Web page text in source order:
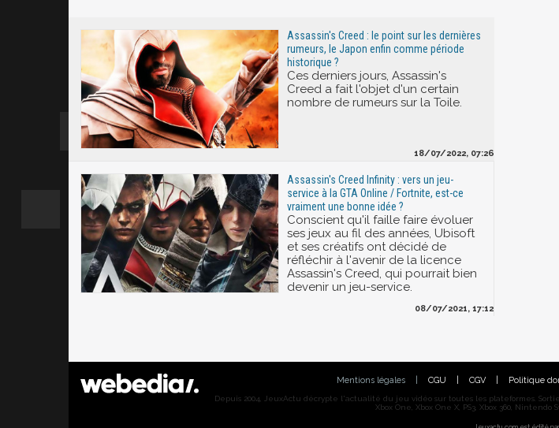
Assassin's Creed : le point sur les dernières
rumeurs, le Japon enfin comme période
historique ?
Ces derniers jours, Assassin's
Creed a fait l'objet d'un certain
nombre de rumeurs sur la Toile.
18/07/2022, 07:26
Assassin's Creed Infinity : vers un jeu-
service à la GTA Online / Fortnite, est-ce
vraiment une bonne idée ?
Conscient qu'il faille faire évoluer
ses jeux au fil des années, Ubisoft
et ses créatifs ont décidé de
réfléchir à l'avenir de la licence
Assassin's Creed, qui pourrait bien
devenir un jeu-service.
08/07/2021, 17:12
Mentions légales CGU CGV Politique
Depuis 2004, JeuxActu décrypte l'actualité du jeu vidéo sur toutes les plateformes.
Xbox One, Xbox One X, PS3, Xbox 360, Nintendo